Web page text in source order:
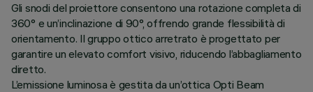
Gli snodi del proiettore consentono una rotazione completa di
360° e un’inclinazione di 90°, offrendo grande flessibilità di
orientamento. Il gruppo ottico arretrato è progettato per
garantire un elevato comfort visivo, riducendo l’abbagliamento
diretto.
L’emissione luminosa è gestita da un’ottica Opti Beam